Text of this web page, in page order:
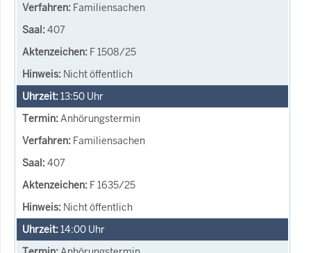
Familiensachen
407
F 1508/25
Nicht öffentlich
13:50 Uhr
Anhörungstermin
Familiensachen
407
F 1635/25
Nicht öffentlich
14:00 Uhr